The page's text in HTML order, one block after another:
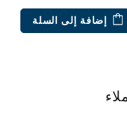
إضافة إلى السلة